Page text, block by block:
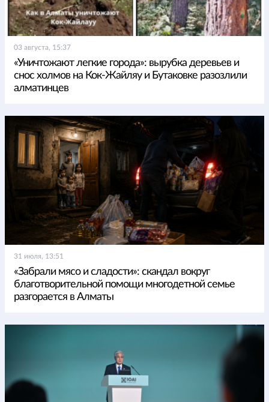
03 августа, 15:37
«Уничтожают легкие города»: вырубка деревьев и
снос холмов на Кок-Жайляу и Бутаковке разозлили
алматинцев
31 июля, 13:51
«Забрали мясо и сладости»: скандал вокруг
благотворительной помощи многодетной семье
разгорается в Алматы